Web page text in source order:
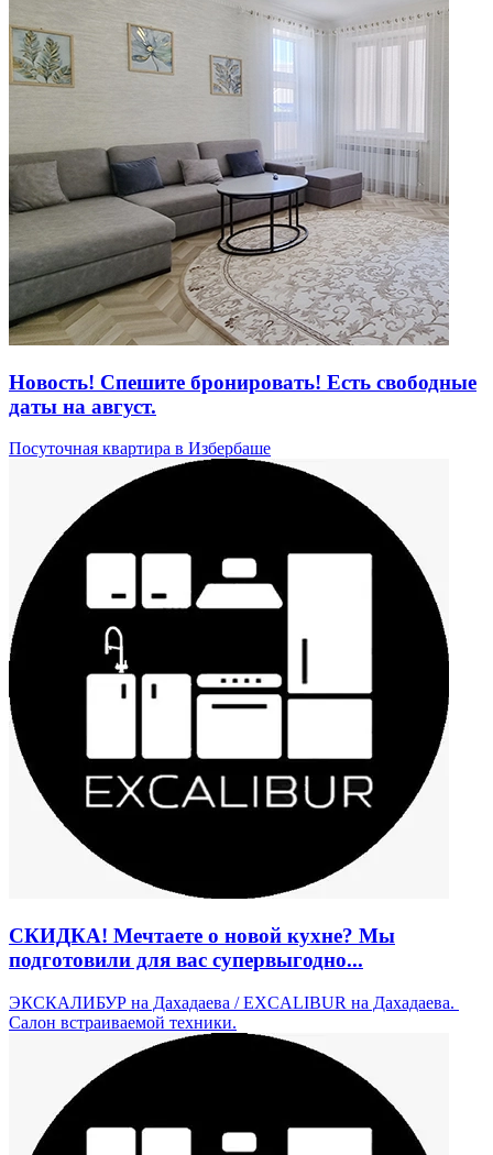
Новость! Спешите бронировать! Есть свободные
даты на август.
Посуточная квартира в Избербаше
СКИДКА! Мечтаете о новой кухне? Мы
подготовили для вас супервыгодно...
ЭКСКАЛИБУР на Дахадаева / EXCALIBUR на Дахадаева. ​
Салон встраиваемой техники.